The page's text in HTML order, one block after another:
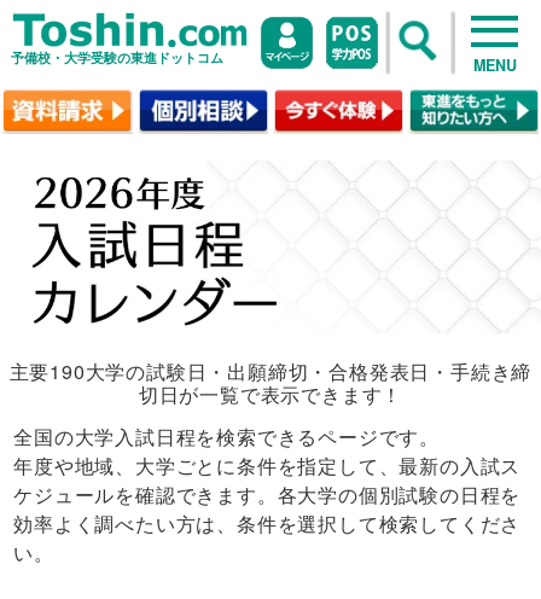
予備校・大学受験の東進ドットコム MENU
主要190大学の試験日・出願締切・合格発表日・手続き締
切日が一覧で表示できます！
全国の大学入試日程を検索できるページです。
年度や地域、大学ごとに条件を指定して、最新の入試ス
ケジュールを確認できます。各大学の個別試験の日程を
効率よく調べたい方は、条件を選択して検索してくださ
い。